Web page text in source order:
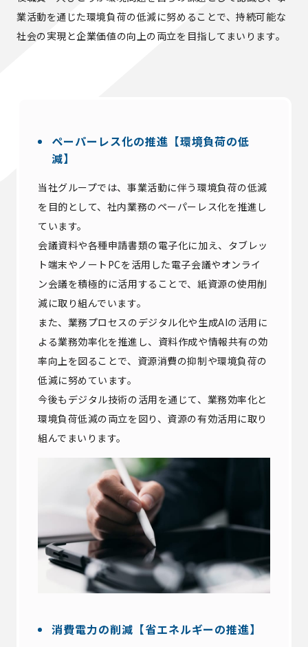
業活動を通じた環境負荷の低減に努めることで、持続可能な
社会の実現と企業価値の向上の両立を目指してまいります。
ペーパーレス化の推進【環境負荷の低
減】
当社グループでは、事業活動に伴う環境負荷の低減
を目的として、社内業務のペーパーレス化を推進し
ています。
会議資料や各種申請書類の電子化に加え、タブレッ
ト端末やノートPCを活用した電子会議やオンライ
ン会議を積極的に活用することで、紙資源の使用削
減に取り組んでいます。
また、業務プロセスのデジタル化や生成AIの活用に
よる業務効率化を推進し、資料作成や情報共有の効
率向上を図ることで、資源消費の抑制や環境負荷の
低減に努めています。
今後もデジタル技術の活用を通じて、業務効率化と
環境負荷低減の両立を図り、資源の有効活用に取り
組んでまいります。
消費電力の削減【省エネルギーの推進】